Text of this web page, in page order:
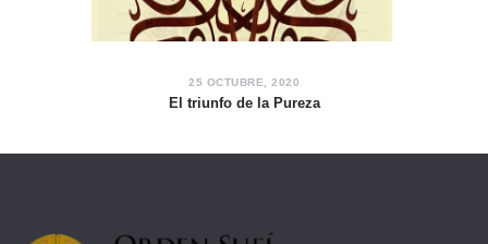
25 OCTUBRE, 2020
El triunfo de la Pureza